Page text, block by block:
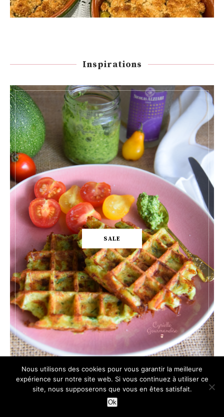
Inspirations
SALE
Nous utilisons des cookies pour vous garantir la meilleure
expérience sur notre site web. Si vous continuez à utiliser ce
site, nous supposerons que vous en êtes satisfait.
Ok